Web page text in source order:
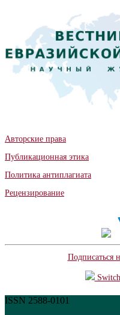
Авторские права
Публикационная этика
Политика антиплагиата
Рецензирование
Подписаться
Switch
ISSN 2588-0101